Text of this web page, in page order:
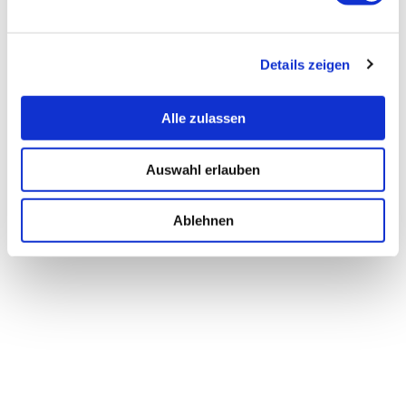
Details zeigen
Alle zulassen
Auswahl erlauben
Ablehnen